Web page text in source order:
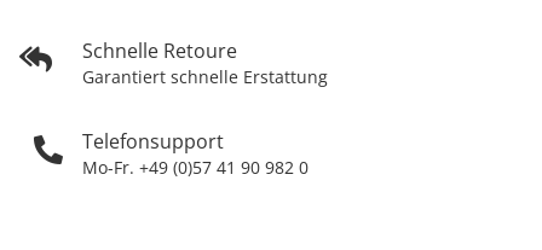
Schnelle Retoure
Garantiert schnelle Erstattung
Telefonsupport
Mo-Fr. +49 (0)57 41 90 982 0